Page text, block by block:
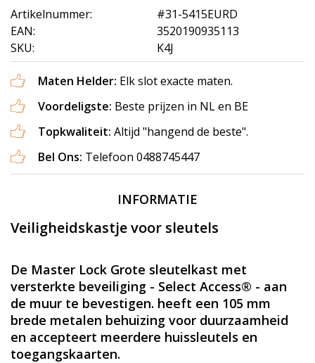
Artikelnummer:
#31-5415EURD
EAN:
3520190935113
SKU:
K4J
Maten Helder: Elk slot exacte maten.
Voordeligste: Beste prijzen in NL en BE
Topkwaliteit: Altijd "hangend de beste".
Bel Ons: Telefoon 0488745447
INFORMATIE
Veiligheidskastje voor sleutels
De Master Lock Grote sleutelkast met
versterkte beveiliging - Select Access® - aan
de muur te bevestigen. heeft een 105 mm
brede metalen behuizing voor duurzaamheid
en accepteert meerdere huissleutels en
toegangskaarten.